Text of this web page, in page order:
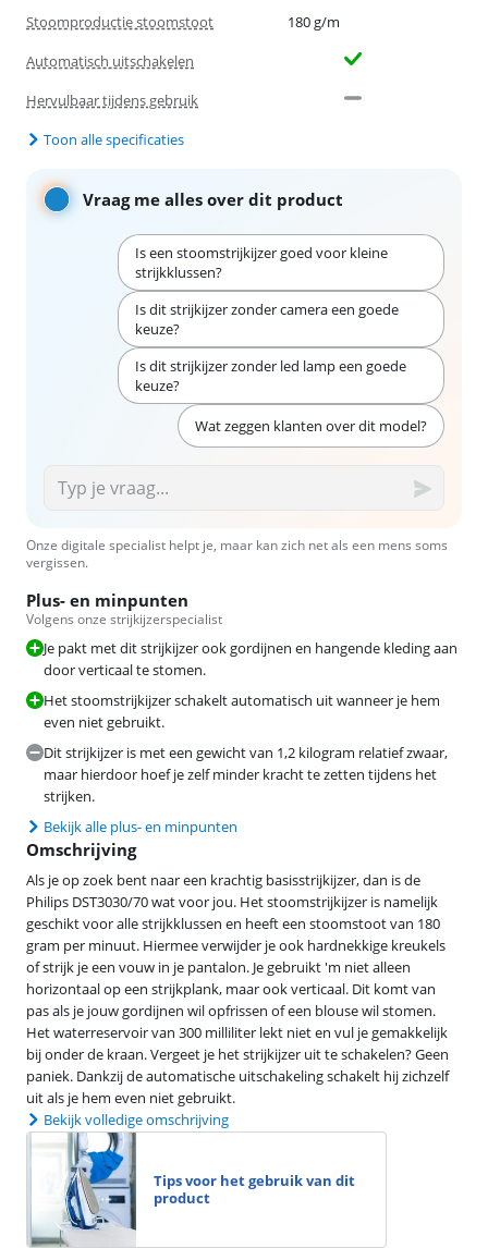
Stoomproductie stoomstoot
180 g/m
Automatisch uitschakelen
Hervulbaar tijdens gebruik
Toon alle specificaties
Vraag me alles over dit product
Is een stoomstrijkijzer goed voor kleine
strijkklussen?
Is dit strijkijzer zonder camera een goede
keuze?
Is dit strijkijzer zonder led lamp een goede
keuze?
Wat zeggen klanten over dit model?
Onze digitale specialist helpt je, maar kan zich net als een mens soms
vergissen.
Plus- en minpunten
Volgens onze strijkijzerspecialist
Je pakt met dit strijkijzer ook gordijnen en hangende kleding aan
door verticaal te stomen.
Het stoomstrijkijzer schakelt automatisch uit wanneer je hem
even niet gebruikt.
Dit strijkijzer is met een gewicht van 1,2 kilogram relatief zwaar,
maar hierdoor hoef je zelf minder kracht te zetten tijdens het
strijken.
Bekijk alle plus- en minpunten
Omschrijving
Als je op zoek bent naar een krachtig basisstrijkijzer, dan is de
Philips DST3030/70 wat voor jou. Het stoomstrijkijzer is namelijk
geschikt voor alle strijkklussen en heeft een stoomstoot van 180
gram per minuut. Hiermee verwijder je ook hardnekkige kreukels
of strijk je een vouw in je pantalon. Je gebruikt 'm niet alleen
horizontaal op een strijkplank, maar ook verticaal. Dit komt van
pas als je jouw gordijnen wil opfrissen of een blouse wil stomen.
Het waterreservoir van 300 milliliter lekt niet en vul je gemakkelijk
bij onder de kraan. Vergeet je het strijkijzer uit te schakelen? Geen
paniek. Dankzij de automatische uitschakeling schakelt hij zichzelf
uit als je hem even niet gebruikt.
Bekijk volledige omschrijving
Tips voor het gebruik van dit
product